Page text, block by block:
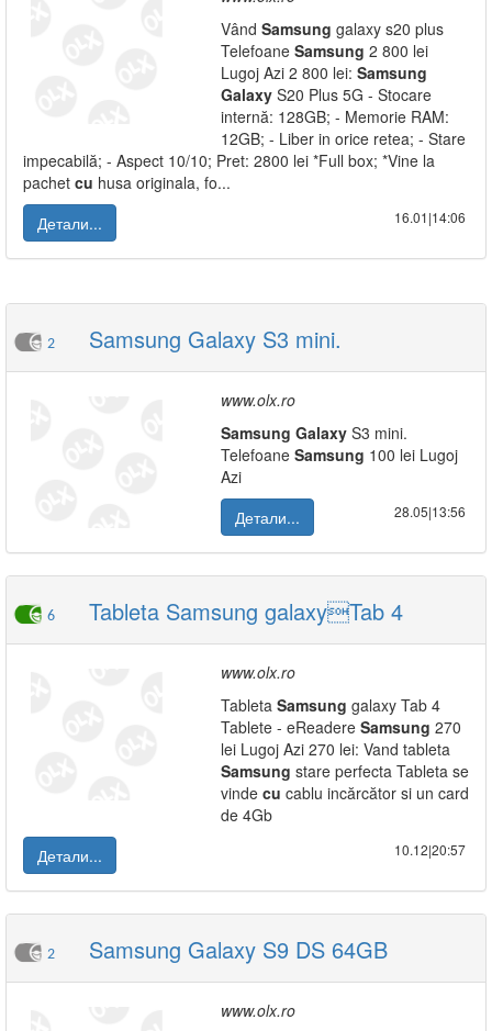
Vând Samsung galaxy s20 plus
Telefoane Samsung 2 800 lei
Lugoj Azi 2 800 lei: Samsung
Galaxy S20 Plus 5G - Stocare
internă: 128GB; - Memorie RAM:
12GB; - Liber in orice retea; - Stare
impecabilă; - Aspect 10/10; Pret: 2800 lei *Full box; *Vine la
pachet cu husa originala, fo...
Детали...
16.01|14:06
2 Samsung Galaxy S3 mini.
www.olx.ro
Samsung Galaxy S3 mini.
Telefoane Samsung 100 lei Lugoj
Azi
Детали...
28.05|13:56
6 Tableta Samsung galaxyTab 4
www.olx.ro
Tableta Samsung galaxy Tab 4
Tablete - eReadere Samsung 270
lei Lugoj Azi 270 lei: Vand tableta
Samsung stare perfecta Tableta se
vinde cu cablu incărcător si un card
de 4Gb
Детали...
10.12|20:57
2 Samsung Galaxy S9 DS 64GB
www.olx.ro